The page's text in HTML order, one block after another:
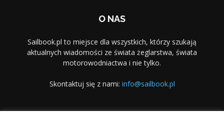
O NAS
Sailbook.pl to miejsce dla wszystkich, którzy szukają
aktualnych wiadomości ze świata żeglarstwa, świata
motorowodniactwa i nie tylko.
Skontaktuj się z nami: info@sailbook.pl